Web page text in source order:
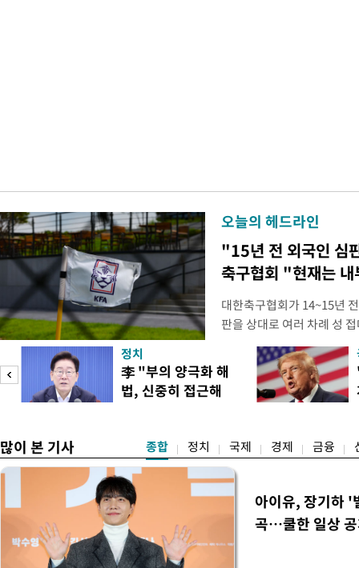
오늘의 헤드라인
"15년 전 외국인 심
축구협회 "현재는
대한축구협회가 14~15년
판을 상대로 여러 차례 성
구계에 따르면 국회의 한
년 국제심판 10여 명에게
축구협회는 외국인 심판과
수십만원에서 많게는 100
정치
李 "부의 양극화 해
법, 신중히 접근해
많이 본 기사 종합 정치 국제 경제 금융
아이유, 장기하 '
곡…쿨한 일상